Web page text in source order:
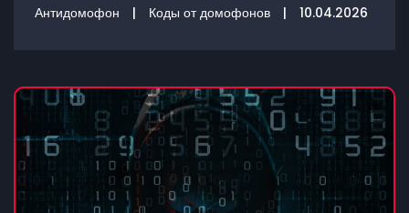
Антидомофон | Коды от домофонов | 10.04.2026